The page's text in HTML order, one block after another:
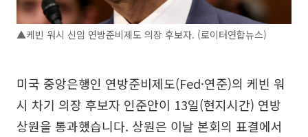
▲케빈 워시 신임 연방준비제도 의장 후보자. (로이터연합뉴스)
미국 중앙은행인 연방준비제도(Fed·연준)의 케빈 워
시 차기 의장 후보자 인준안이 13일(현지시간) 연방
상원을 통과했습니다. 상원은 이날 본회의 표결에서